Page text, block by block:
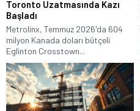
Toronto Uzatmasında Kazı
Başladı
Metrolinx, Temmuz 2026'da 604
milyon Kanada doları bütçeli
Eglinton Crosstown...